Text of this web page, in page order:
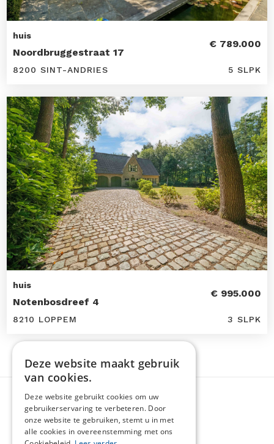
huis
Noordbruggestraat 17
€ 789.000
8200 SINT-ANDRIES 5 SLPK
huis
Notenbosdreef 4
€ 995.000
8210 LOPPEM 3 SLPK
Deze website maakt gebruik
van cookies.
Deze website gebruikt cookies om uw
gebruikerservaring te verbeteren. Door
onze website te gebruiken, stemt u in met
alle cookies in overeenstemming met ons